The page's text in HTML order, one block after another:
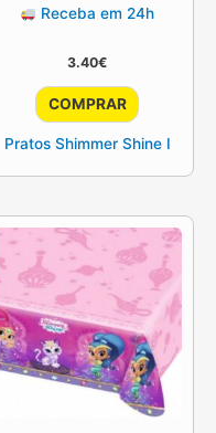
Receba em 24h
3.40€
COMPRAR
Pratos Shimmer Shine I